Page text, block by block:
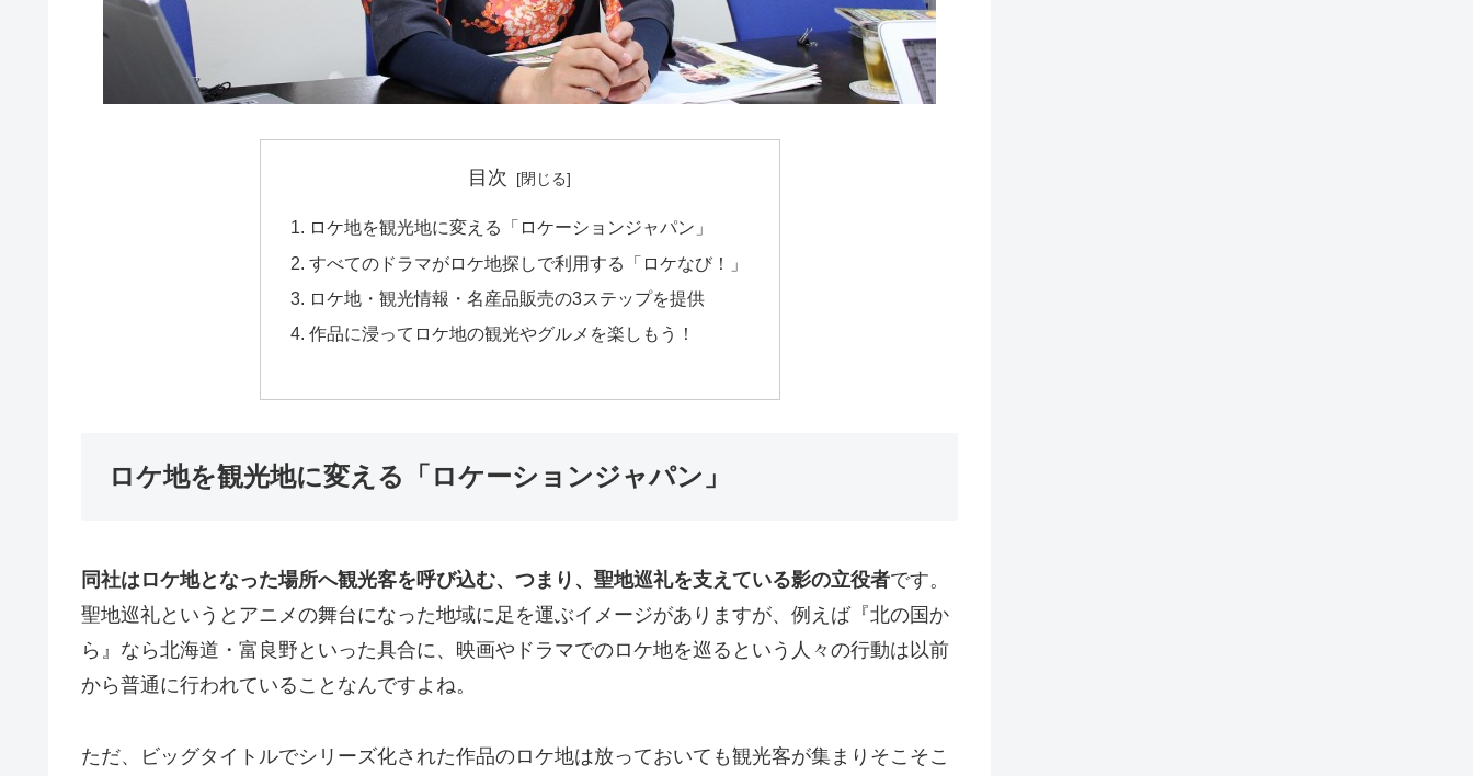
目次
ロケ地を観光地に変える「ロケーションジャパン」
すべてのドラマがロケ地探しで利用する「ロケなび！」
ロケ地・観光情報・名産品販売の3ステップを提供
作品に浸ってロケ地の観光やグルメを楽しもう！
ロケ地を観光地に変える「ロケーションジャパン」
同社はロケ地となった場所へ観光客を呼び込む、つまり、聖地巡礼を支えている影の立役者です。
聖地巡礼というとアニメの舞台になった地域に足を運ぶイメージがありますが、例えば『北の国か
ら』なら北海道・富良野といった具合に、映画やドラマでのロケ地を巡るという人々の行動は以前
から普通に行われていることなんですよね。
ただ、ビッグタイトルでシリーズ化された作品のロケ地は放っておいても観光客が集まりそこそこ